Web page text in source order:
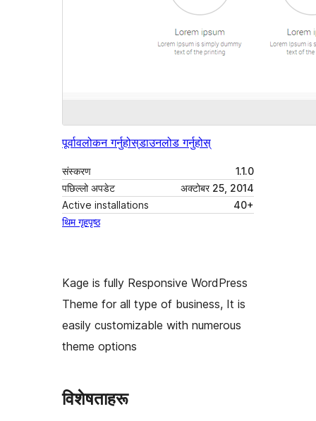
पूर्वावलोकन गर्नुहोस्डाउनलोड गर्नुहोस्
संस्करण
1.1.0
पछिल्लो अपडेट
अक्टोबर 25, 2014
Active installations
40+
थिम गृहपृष्ठ
Kage is fully Responsive WordPress
Theme for all type of business, It is
easily customizable with numerous
theme options
विशेषताहरू